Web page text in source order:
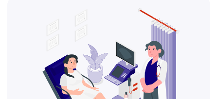
Ультразвуковая диагностика
Безопасный и точный метод для
обследования внутренних органов.